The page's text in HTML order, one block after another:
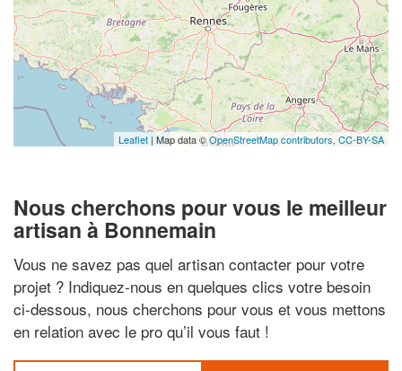
Leaflet | Map data ©OpenStreetMap contributors, CC-BY-SA
Nous cherchons pour vous le meilleur
artisan à Bonnemain
Vous ne savez pas quel artisan contacter pour votre
projet ? Indiquez-nous en quelques clics votre besoin
ci-dessous, nous cherchons pour vous et vous mettons
en relation avec le pro qu’il vous faut !